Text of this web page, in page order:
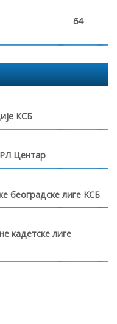
64
КСБ
Центар
београдске лиге КСБ
кадетске лиге